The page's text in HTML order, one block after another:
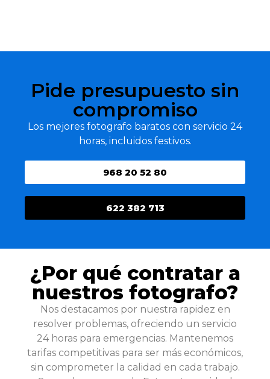
Pide presupuesto sin
compromiso
Los mejores fotografo baratos con servicio 24
horas, incluidos festivos.
622 382 713
968 20 52 80
¿Por qué contratar a
nuestros fotografo?
Nos destacamos por nuestra rapidez en
resolver problemas, ofreciendo un servicio
24 horas para emergencias. Mantenemos
tarifas competitivas para ser más económicos,
sin comprometer la calidad en cada trabajo.